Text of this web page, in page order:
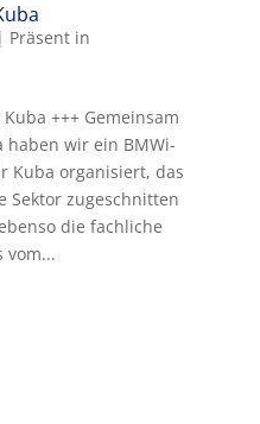
Präsent in
+++ Gemeinsam
haben wir ein BMWi-
Kuba organisiert, das
Sektor zugeschnitten
die fachliche
vom...